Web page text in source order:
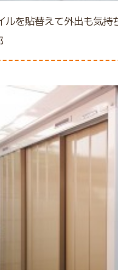
ルを貼替えて外出も